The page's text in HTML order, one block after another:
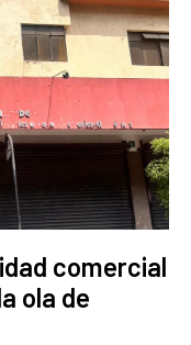
comercial
ola de